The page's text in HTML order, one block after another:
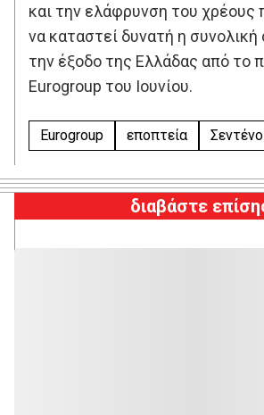
και την ελάφρυνση του χρέους
να καταστεί δυνατή η
την έξοδο της Ελλάδας από το
Eurogroup του Ιουνίου.
Eurogroup εποπτεία Σεντένο
διαβάστε